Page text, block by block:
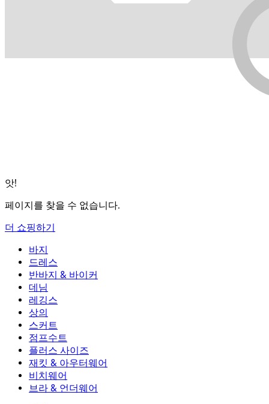
앗!
페이지를 찾을 수 없습니다.
더 쇼핑하기
바지
바지
조거
작업 바지
플로우 팬츠
드레스
드레스
액티브 드레스
맥시 & 미디 드레스
미니 드레스
반바지 & 바이커
반바지 & 바이커
바이커
데님 반바지
2.5인치 반바지
데님
데님
데님 레깅스
와이드 진
데님 반바지
데님 스커트
레깅스
레깅스
데님 레깅스
힙업 레깅스
요가 레깅스
상의
상의
스포츠 브라
티셔츠
스커트
스커트
액티브 스커트
미니 스커트
맥시 & 미디 스커트
점프수트
점프수트
오버롤
롬퍼
플러스 사이즈
플러스 사이즈
플러스 사이즈 하의
플러스 사이즈 상의
플러스 사이즈 드레스
재킷 & 아우터웨어
재킷 & 아우터웨어
재킷 & 아우터웨어
아우터웨어
비치웨어
비치웨어
수영복 상의
브라 & 언더웨어
브라 & 언더웨어